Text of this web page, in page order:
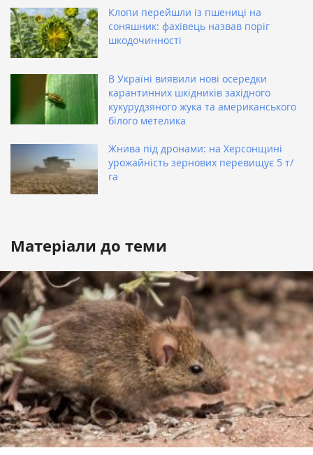
Клопи перейшли із пшениці на
соняшник: фахівець назвав поріг
шкодочинності
В Україні виявили нові осередки
карантинних шкідників західного
кукурудзяного жука та американського
білого метелика
Жнива під дронами: на Херсонщині
урожайність зернових перевищує 5 т/
га
Матеріали до теми